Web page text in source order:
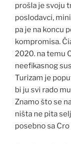
prošla je svoju
poslodavci,
pa je na koncu
kompromisa.
2020. na temu
neefikasnog
Turizam je
bi ju svi rado
Znamo što se
ništa ne pita
posebno sa